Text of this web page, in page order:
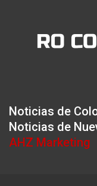
Noticias de
Noticias de
AHZ Marketing